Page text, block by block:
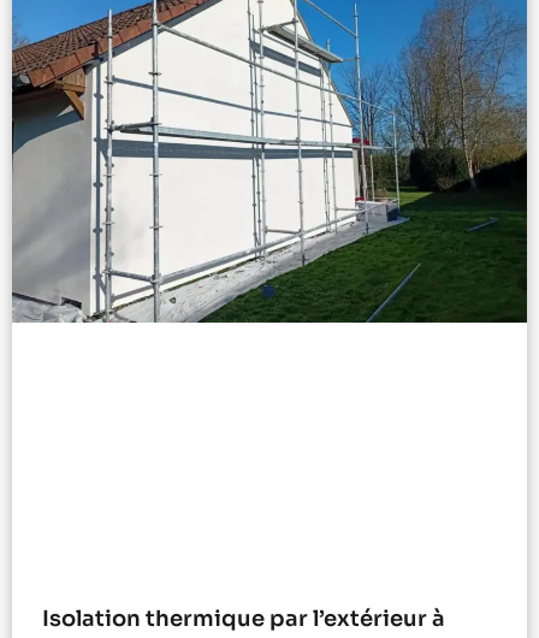
Isolation thermique par l’extérieur à